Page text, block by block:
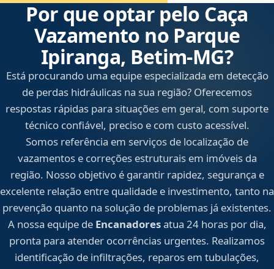
Por que optar pelo Caça
Vazamento no Parque
Ipiranga, Betim‑MG?
Está procurando uma equipe especializada em detecção
de perdas hidráulicas na sua região? Oferecemos
respostas rápidas para situações em geral, com suporte
técnico confiável, preciso e com custo acessível.
Somos referência em serviços de localização de
vazamentos e correções estruturais em imóveis da
região. Nosso objetivo é garantir rapidez, segurança e
excelente relação entre qualidade e investimento, tanto na
prevenção quanto na solução de problemas já existentes.
A nossa equipe de Encanadoresatua 24 horas por dia,
pronta para atender ocorrências urgentes. Realizamos
identificação de infiltrações, reparos em tubulações,